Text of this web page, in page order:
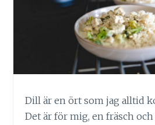
Dill är en ört som jag alltid
Det är för mig, en fräsch